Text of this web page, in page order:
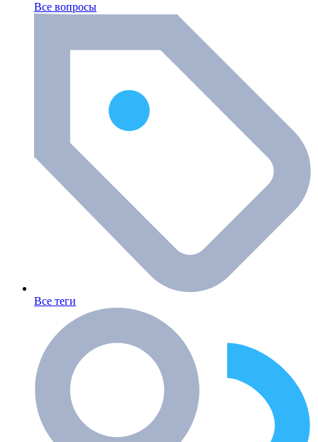
Все вопросы
Все теги